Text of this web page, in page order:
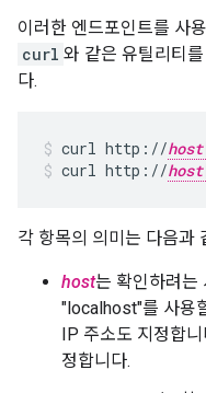
이러한 엔드포인트를 사
curl 와 같은 유틸리티
다.
curl http://host
curl http://host
각 항목의 의미는 다음과
host는 확인하려는
"localhost"를 사용
IP 주소도 지정합
정합니다.